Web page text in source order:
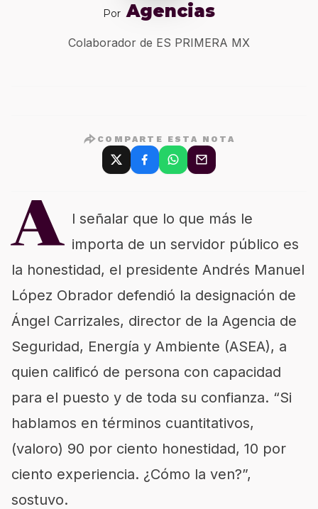
Por Agencias
Colaborador de ES PRIMERA MX
COMPARTE ESTA NOTA
A l señalar que lo que más le
importa de un servidor público es
la honestidad, el presidente Andrés Manuel
López Obrador defendió la designación de
Ángel Carrizales, director de la Agencia de
Seguridad, Energía y Ambiente (ASEA), a
quien calificó de persona con capacidad
para el puesto y de toda su confianza.
Si
hablamos en términos cuantitativos,
(valoro) 90 por ciento honestidad, 10 por
ciento experiencia. ¿Cómo la ven? ,
sostuvo.